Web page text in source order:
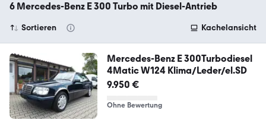
6 Mercedes-Benz E 300 Turbo mit Diesel-Antrieb
Sortieren Kachelansicht
Mercedes-Benz E 300Turbodiesel
4Matic W124 Klima/Leder/el.SD
9.950 €
Ohne Bewertung